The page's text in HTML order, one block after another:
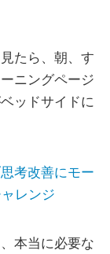
たら、朝、す
ニングページ
ッドサイドに
考改善にモー
レンジ
本当に必要な